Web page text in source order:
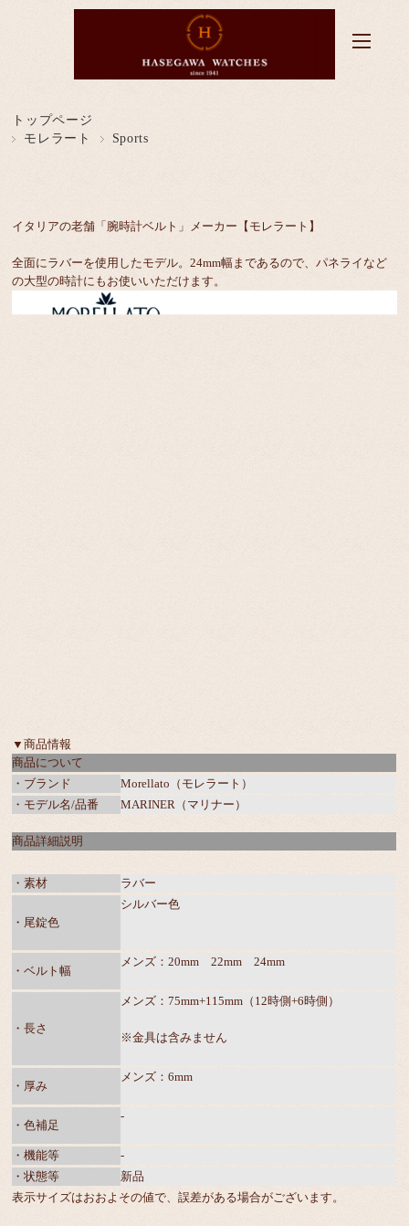
トップページ
モレラート
Sports
イタリアの老舗「腕時計ベルト」メーカー【モレラート】
全面にラバーを使用したモデル。24mm幅まであるので、パネライなど
の大型の時計にもお使いいただけます。
▼商品情報
商品について
・ブランド
Morellato（モレラート）
・モデル名/品番
MARINER（マリナー）
商品詳細説明
・素材 ラバー
・尾錠色
シルバー色
・ベルト幅
メンズ：20mm 22mm 24mm
・長さ
メンズ：75mm+115mm（12時側+6時側）
※金具は含みません
・厚み
メンズ：6mm
・色補足
-
・機能等
-
・状態等
新品
表示サイズはおおよその値で、誤差がある場合がございます。